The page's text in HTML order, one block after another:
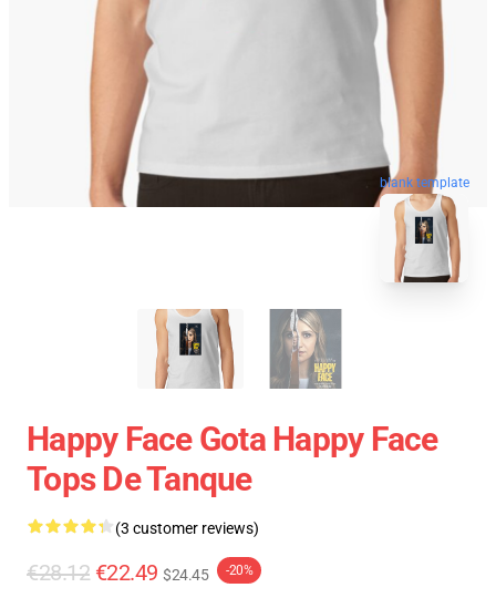
blank template
Happy Face Gota Happy Face
Tops De Tanque
(3 customer reviews)
€28.12 €22.49 $24.45 -20%